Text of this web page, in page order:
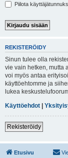
Piilota
REKISTERÖIDY
Sinun tulee olla
vie vain hetken, mutta
voi myös antaa
käyttöehtomme ja
lukea
Käyttöehdot |
Rekisteröidy
Etusivu